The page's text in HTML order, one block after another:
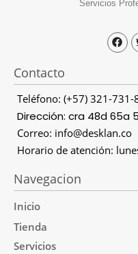
Servicios
Contacto
Teléfono: (+57) 321-731-
Dirección: cra 48d 65a
Correo: info@desklan.co
Horario de atención:
Navegacion
Inicio
Tienda
Servicios